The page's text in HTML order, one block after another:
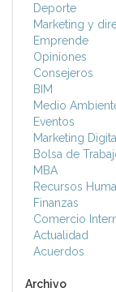
Deporte
Marketing y
Emprende
Opiniones
Consejeros
BIM
Medio
Eventos
Marketing
Bolsa de
MBA
Recursos
Finanzas
Comercio
Actualidad
Acuerdos
Archivo